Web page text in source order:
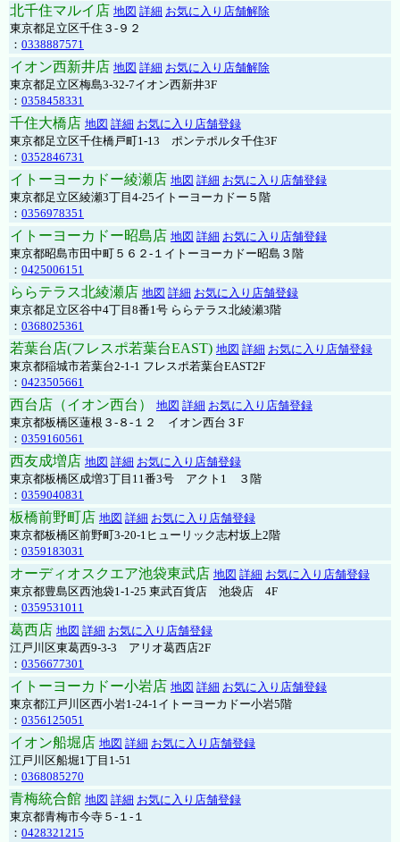
北千住マルイ店 地図 詳細 お気に入り店舗解除
東京都足立区千住３-９２
： 0338887571
イオン西新井店 地図 詳細 お気に入り店舗解除
東京都足立区梅島3-32-7イオン西新井3F
： 0358458331
千住大橋店 地図 詳細 お気に入り店舗登録
東京都足立区千住橋戸町1-13 ポンテポルタ千住3F
： 0352846731
イトーヨーカドー綾瀬店 地図 詳細 お気に入り店舗登録
東京都足立区綾瀬3丁目4-25イトーヨーカドー５階
： 0356978351
イトーヨーカドー昭島店 地図 詳細 お気に入り店舗登録
東京都昭島市田中町５６２-１イトーヨーカドー昭島３階
： 0425006151
ららテラス北綾瀬店 地図 詳細 お気に入り店舗登録
東京都足立区谷中4丁目8番1号 ららテラス北綾瀬3階
： 0368025361
若葉台店(フレスポ若葉台EAST) 地図 詳細 お気に入り店舗登録
東京都稲城市若葉台2-1-1 フレスポ若葉台EAST2F
： 0423505661
西台店（イオン西台） 地図 詳細 お気に入り店舗登録
東京都板橋区蓮根３-８-１２ イオン西台３F
： 0359160561
西友成増店 地図 詳細 お気に入り店舗登録
東京都板橋区成増3丁目11番3号 アクト1 ３階
： 0359040831
板橋前野町店 地図 詳細 お気に入り店舗登録
東京都板橋区前野町3-20-1ヒューリック志村坂上2階
： 0359183031
オーディオスクエア池袋東武店 地図 詳細 お気に入り店舗登録
東京都豊島区西池袋1-1-25 東武百貨店 池袋店 4F
： 0359531011
葛西店 地図 詳細 お気に入り店舗登録
江戸川区東葛西9-3-3 アリオ葛西店2F
： 0356677301
イトーヨーカドー小岩店 地図 詳細 お気に入り店舗登録
東京都江戸川区西小岩1-24-1イトーヨーカドー小岩5階
： 0356125051
イオン船堀店 地図 詳細 お気に入り店舗登録
江戸川区船堀1丁目1-51
： 0368085270
青梅統合館 地図 詳細 お気に入り店舗登録
東京都青梅市今寺５-１-１
： 0428321215